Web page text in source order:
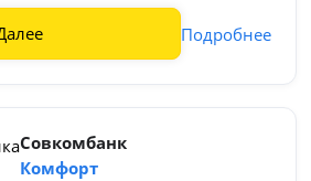
Подробнее
Совкомбанк
Комфорт